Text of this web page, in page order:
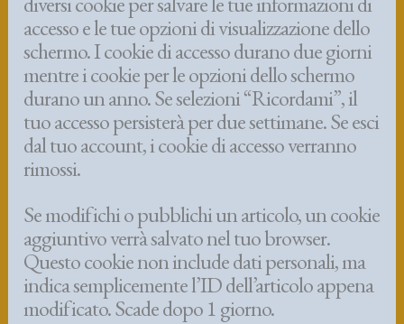
accesso e le tue opzioni di visualizzazione dello
schermo. I cookie di accesso durano due giorni
mentre i cookie per le opzioni dello schermo
durano un anno. Se selezioni “Ricordami”, il
tuo accesso persisterà per due settimane. Se esci
dal tuo account, i cookie di accesso verranno
rimossi.
Se modifichi o pubblichi un articolo, un cookie
aggiuntivo verrà salvato nel tuo browser.
Questo cookie non include dati personali, ma
indica semplicemente l’ID dell’articolo appena
modificato. Scade dopo 1 giorno.